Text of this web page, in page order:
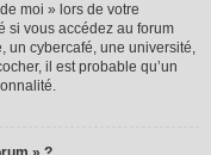
moi » lors de votre
si vous accédez au forum
un cybercafé, une université,
il est probable qu’un